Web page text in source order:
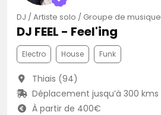
DJ / Artiste solo / Groupe de musique
DJ FEEL - Feel'ing
Electro House Funk
Thiais (94)
Déplacement jusqu’à 300 kms
À partir de 400€